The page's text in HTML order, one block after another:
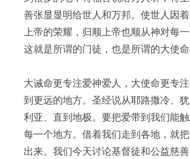
善张显显明给世人和万邦。使世人因
上帝的荣耀，归顺上帝也顺从神对每
这就是所谓的门徒，也是所谓的大使命
大诫命更专注爱神爱人，大使命更专
到更远的地方。圣经说从耶路撒冷、
利亚、直到地极。要把爱带到我们能
每一个地方。借着我们走到各地，就
出来。我们今天讨论基督徒和公益慈